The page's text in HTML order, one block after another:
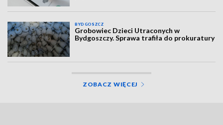
BYDGOSZCZ
Grobowiec Dzieci Utraconych w
Bydgoszczy. Sprawa trafiła do prokuratury
ZOBACZ WIĘCEJ